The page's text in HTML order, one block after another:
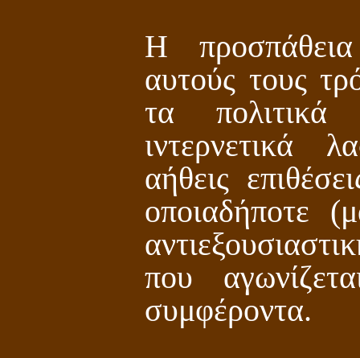
H
αυτούς τους
τα
ιντερνετικά
αήθεις
οποιαδήποτε
που
συμφέροντα.